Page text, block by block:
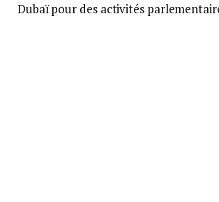
Dubaï pour des activités